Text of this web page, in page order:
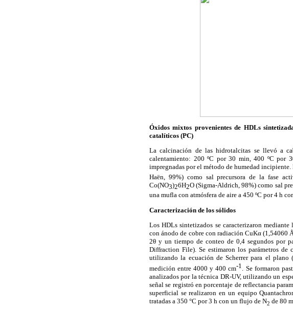
Óxidos mixtos provenientes de HDLs
catalíticos (PC)
La calcinación de las hidrotalcitas se llevó a
calentamiento: 200 ºC por 30 min, 400 ºC por
impregnadas por el método de humedad
Haën, 99%) como sal precursora de la fase
Co(NO3)26H2O (Sigma-Aldrich, 98%) como sal
una mufla con atmósfera de aire a 450 ºC por 4 h
Caracterización de los sólidos
Los HDLs sintetizados se caracterizaron
con ánodo de cobre con radiación CuKα (1,54060
2θ y un tiempo de conteo de 0,4 segundos por
Diffraction File). Se estimaron los parámetros de
utilizando la ecuación de Scherrer para el
medición entre 4000 y 400 cm-1 . Se formaron
analizados por la técnica DR-UV, utilizando un
señal se registró en porcentaje de reflectancia
superficial se realizaron en un equipo
tratadas a 350 °C por 3 h con un flujo de N2 de 80